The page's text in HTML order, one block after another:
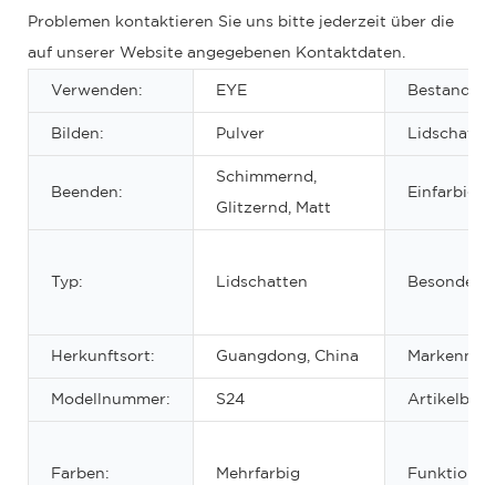
Problemen kontaktieren Sie uns bitte jederzeit über die
auf unserer Website angegebenen Kontaktdaten.
Verwenden: EYE
Bilden: Pulver
Beenden:
Schimmernd,
Glitzernd, Matt
Einfarbig/
Typ: Lidschatten
Herkunftsort: Guangdong, China
Modellnummer: S24
Farben: Mehrfarbig Funktion: